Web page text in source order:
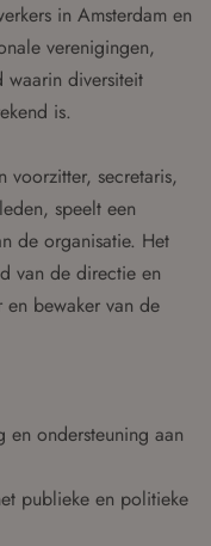
in Amsterdam en
verenigingen,
diversiteit
is.
voorzitter, secretaris,
speelt een
de organisatie. Het
van de directie en
bewaker van de
ondersteuning aan
publieke en politieke